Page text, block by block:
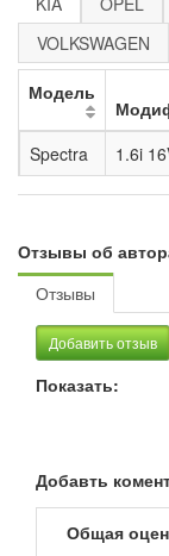
VOLKSWAGEN
Модель
Spectra
1.6i
Отзывы об
Отзывы
Добавить отзыв
Показать:
Добавть
Общая